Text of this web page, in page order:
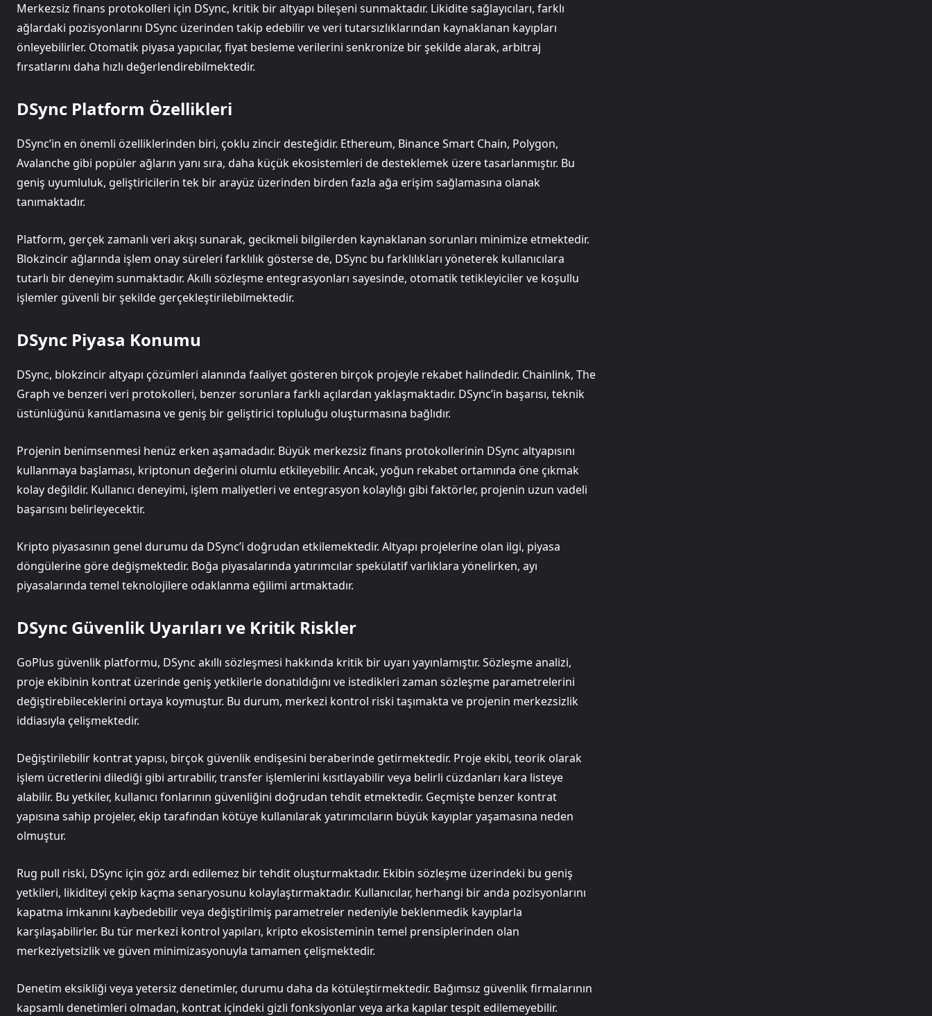
Merkezsiz finans protokolleri için DSync, kritik bir altyapı bileşeni sunmaktadır. Likidite sağlayıcıları, farklı
ağlardaki pozisyonlarını DSync üzerinden takip edebilir ve veri tutarsızlıklarından kaynaklanan kayıpları
önleyebilirler. Otomatik piyasa yapıcılar, fiyat besleme verilerini senkronize bir şekilde alarak, arbitraj
fırsatlarını daha hızlı değerlendirebilmektedir.
DSync Platform Özellikleri
DSync’in en önemli özelliklerinden biri, çoklu zincir desteğidir. Ethereum, Binance Smart Chain, Polygon,
Avalanche gibi popüler ağların yanı sıra, daha küçük ekosistemleri de desteklemek üzere tasarlanmıştır. Bu
geniş uyumluluk, geliştiricilerin tek bir arayüz üzerinden birden fazla ağa erişim sağlamasına olanak
tanımaktadır.
Platform, gerçek zamanlı veri akışı sunarak, gecikmeli bilgilerden kaynaklanan sorunları minimize etmektedir.
Blokzincir ağlarında işlem onay süreleri farklılık gösterse de, DSync bu farklılıkları yöneterek kullanıcılara
tutarlı bir deneyim sunmaktadır. Akıllı sözleşme entegrasyonları sayesinde, otomatik tetikleyiciler ve koşullu
işlemler güvenli bir şekilde gerçekleştirilebilmektedir.
DSync Piyasa Konumu
DSync, blokzincir altyapı çözümleri alanında faaliyet gösteren birçok projeyle rekabet halindedir. Chainlink, The
Graph ve benzeri veri protokolleri, benzer sorunlara farklı açılardan yaklaşmaktadır. DSync’in başarısı, teknik
üstünlüğünü kanıtlamasına ve geniş bir geliştirici topluluğu oluşturmasına bağlıdır.
Projenin benimsenmesi henüz erken aşamadadır. Büyük merkezsiz finans protokollerinin DSync altyapısını
kullanmaya başlaması, kriptonun değerini olumlu etkileyebilir. Ancak, yoğun rekabet ortamında öne çıkmak
kolay değildir. Kullanıcı deneyimi, işlem maliyetleri ve entegrasyon kolaylığı gibi faktörler, projenin uzun vadeli
başarısını belirleyecektir.
Kripto piyasasının genel durumu da DSync’i doğrudan etkilemektedir. Altyapı projelerine olan ilgi, piyasa
döngülerine göre değişmektedir. Boğa piyasalarında yatırımcılar spekülatif varlıklara yönelirken, ayı
piyasalarında temel teknolojilere odaklanma eğilimi artmaktadır.
DSync Güvenlik Uyarıları ve Kritik Riskler
GoPlus güvenlik platformu, DSync akıllı sözleşmesi hakkında kritik bir uyarı yayınlamıştır. Sözleşme analizi,
proje ekibinin kontrat üzerinde geniş yetkilerle donatıldığını ve istedikleri zaman sözleşme parametrelerini
değiştirebileceklerini ortaya koymuştur. Bu durum, merkezi kontrol riski taşımakta ve projenin merkezsizlik
iddiasıyla çelişmektedir.
Değiştirilebilir kontrat yapısı, birçok güvenlik endişesini beraberinde getirmektedir. Proje ekibi, teorik olarak
işlem ücretlerini dilediği gibi artırabilir, transfer işlemlerini kısıtlayabilir veya belirli cüzdanları kara listeye
alabilir. Bu yetkiler, kullanıcı fonlarının güvenliğini doğrudan tehdit etmektedir. Geçmişte benzer kontrat
yapısına sahip projeler, ekip tarafından kötüye kullanılarak yatırımcıların büyük kayıplar yaşamasına neden
olmuştur.
Rug pull riski, DSync için göz ardı edilemez bir tehdit oluşturmaktadır. Ekibin sözleşme üzerindeki bu geniş
yetkileri, likiditeyi çekip kaçma senaryosunu kolaylaştırmaktadır. Kullanıcılar, herhangi bir anda pozisyonlarını
kapatma imkanını kaybedebilir veya değiştirilmiş parametreler nedeniyle beklenmedik kayıplarla
karşılaşabilirler. Bu tür merkezi kontrol yapıları, kripto ekosisteminin temel prensiplerinden olan
merkeziyetsizlik ve güven minimizasyonuyla tamamen çelişmektedir.
Denetim eksikliği veya yetersiz denetimler, durumu daha da kötüleştirmektedir. Bağımsız güvenlik firmalarının
kapsamlı denetimleri olmadan, kontrat içindeki gizli fonksiyonlar veya arka kapılar tespit edilemeyebilir.